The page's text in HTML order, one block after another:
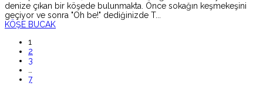
denize çıkan bir köşede bulunmakta. Önce sokağın keşmekeşini
geçiyor ve sonra "Oh be!" dediğinizde T...
KÖŞE BUCAK
1
2
3
7